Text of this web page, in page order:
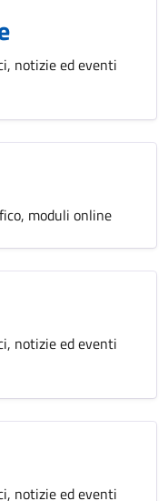
notizie ed eventi
moduli online
notizie ed eventi
notizie ed eventi